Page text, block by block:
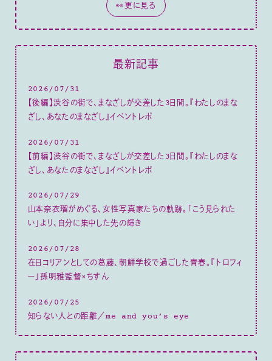
👀更に見る
最新記事
2026/07/31
【後編】渋谷の街で、まなざしが交差した3日間。『わたしのまな
ざし、あなたのまなざし』イベントレポ
2026/07/31
【前編】渋谷の街で、まなざしが交差した3日間。『わたしのまな
ざし、あなたのまなざし』イベントレポ
2026/07/29
山本奈衣瑠がめぐる、女性写真家たちの軌跡。「こう見られた
い」より、自分に集中した先の輝き
2026/07/28
在日コリアンとしての葛藤、朝鮮学校で過ごした青春。『トロフィ
ー』孫明雅監督×ちすん
2026/07/25
知らない人との距離／me and you’s eye